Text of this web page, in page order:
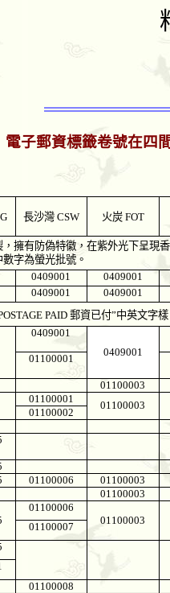
電子郵資標籤卷號在四
長沙灣CSW 火炭FOT
擁有防偽特徽，在紫外光下呈現
字為螢光批號。
0409001
0409001
0409001
0409001
PAID 郵資已付”中英文字
0409001
0409001
01100001
01100003
01100001
01100003
01100002
01100006
01100003
01100003
01100006
01100003
01100007
01100008